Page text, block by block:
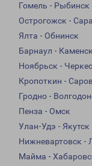
Гомель - Рыбинск
Острогожск -
Ялта - Обнинск
Барнаул -
Ноябрьск -
Кропоткин - Саров
Гродно -
Пенза - Омск
Улан-Удэ - Якутск
Нижневартовск -
Майма -